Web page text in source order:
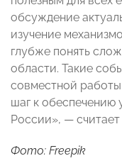
обсуждение
изучение
глубже понять
области. Такие
совместной
шаг к обеспечению
России», —
Фото: Freepik